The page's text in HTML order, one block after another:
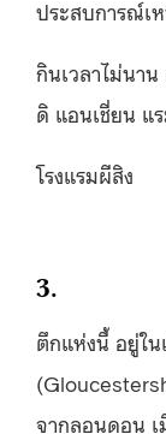
ประสบการณ์เ
กินเวลาไม่นา
ดิ แอนเชี่ยน แ
โรงแรมผีสิง
3.
ตึกแห่งนี้ อยู่ใน
จากลอนดอน เ